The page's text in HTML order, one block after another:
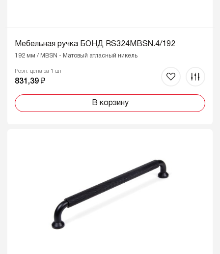
Мебельная ручка БОНД RS324MBSN.4/192
192 мм / MBSN - Матовый атласный никель
Розн. цена за 1 шт
831,39 ₽
В корзину